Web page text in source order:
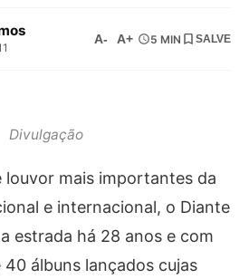
A- A+ 5 MIN SALVE
Divulgação
louvor mais importantes da
e internacional, o Diante
estrada há 28 anos e com
40 álbuns lançados cujas